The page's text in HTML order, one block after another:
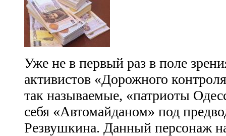
Уже не в первый раз в поле
активистов «Дорожного
так называемые, «патриоты
себя «Автомайданом» под
Резвушкина. Данный персонаж